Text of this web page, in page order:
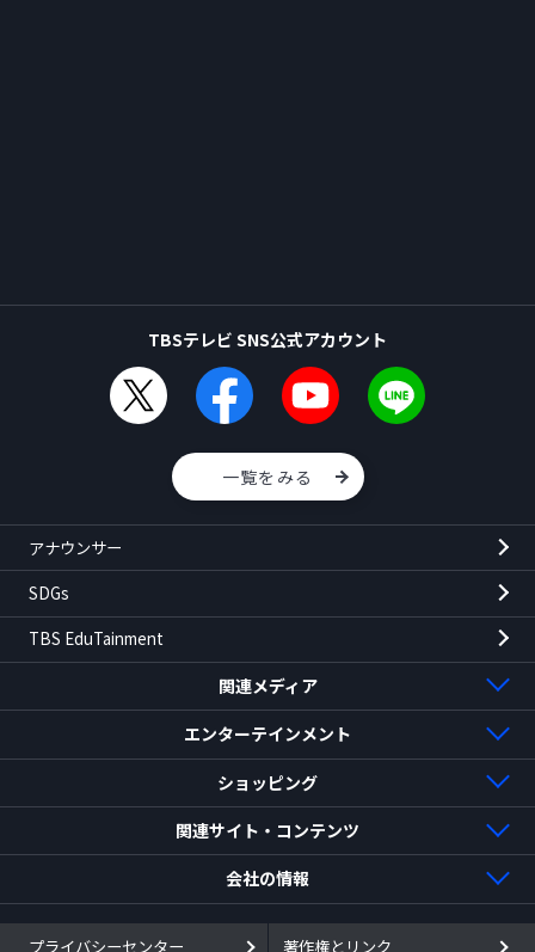
TBSテレビ SNS公式アカウント
一覧をみる
アナウンサー
SDGs
TBS EduTainment
関連メディア
TBS NEWS DIG Powered by JNN
エンターテインメント
ショッピング
アニまるっ！
関連サイト・コンテンツ
赤坂クリエイティブ財団
会社の情報
TBSホールディングス
プライバシーセンター
著作権とリンク
ドラマ・映画
バラエティ・音楽